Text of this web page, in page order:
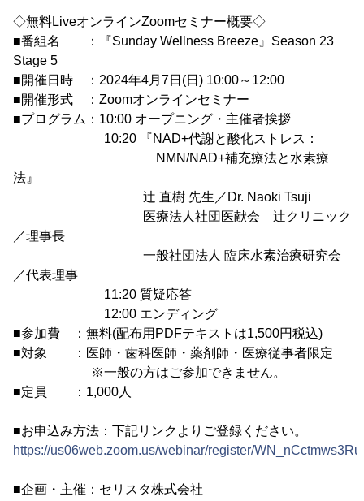
◇無料LiveオンラインZoomセミナー概要◇
■番組名 ：『Sunday Wellness Breeze』Season 23
Stage 5
■開催日時 ：2024年4月7日(日) 10:00～12:00
■開催形式 ：Zoomオンラインセミナー
■プログラム：10:00 オープニング・主催者挨拶
10:20 『NAD+代謝と酸化ストレス：
NMN/NAD+補充療法と水素療
法』
辻 直樹 先生／Dr. Naoki Tsuji
医療法人社団医献会 辻クリニック
／理事長
一般社団法人 臨床水素治療研究会
／代表理事
11:20 質疑応答
12:00 エンディング
■参加費 ：無料(配布用PDFテキストは1,500円税込)
■対象 ：医師・歯科医師・薬剤師・医療従事者限定
※一般の方はご参加できません。
■定員 ：1,000人
■お申込み方法：下記リンクよりご登録ください。
https://us06web.zoom.us/webinar/register/
■企画・主催：セリスタ株式会社